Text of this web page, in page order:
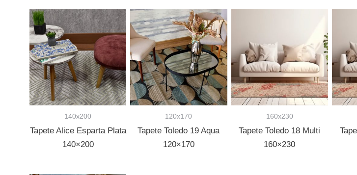
140x200
Tapete Alice Esparta Plata
140×200
120x170
Tapete Toledo 19 Aqua
120×170
160x230
Tapete Toledo 18 Multi
160×230